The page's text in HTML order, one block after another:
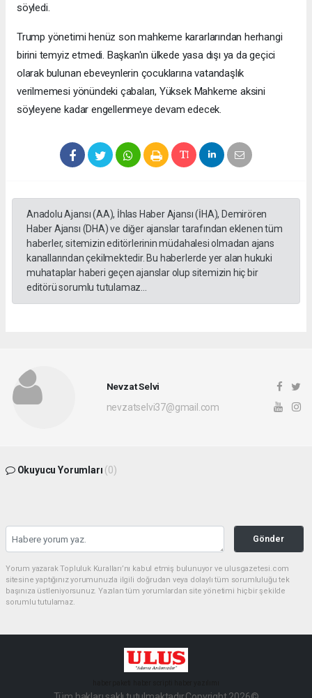
söyledi.
Trump yönetimi henüz son mahkeme kararlarından herhangi
birini temyiz etmedi. Başkan'ın ülkede yasa dışı ya da geçici
olarak bulunan ebeveynlerin çocuklarına vatandaşlık
verilmemesi yönündeki çabaları, Yüksek Mahkeme aksini
söyleyene kadar engellenmeye devam edecek.
Anadolu Ajansı (AA), İhlas Haber Ajansı (İHA), Demirören
Haber Ajansı (DHA) ve diğer ajanslar tarafından eklenen tüm
haberler, sitemizin editörlerinin müdahalesi olmadan ajans
kanallarından çekilmektedir. Bu haberlerde yer alan hukuki
muhataplar haberi geçen ajanslar olup sitemizin hiç bir
editörü sorumlu tutulamaz...
Nevzat Selvi
nevzatselvi37@gmail.com
Okuyucu Yorumları (0)
Gönder
Yorum yazarak Topluluk Kuralları’nı kabul etmiş bulunuyor ve ulusgazetesi.com
sitesine yaptığınız yorumunuzla ilgili doğrudan veya dolaylı tüm sorumluluğu tek
başınıza üstleniyorsunuz. Yazılan tüm yorumlardan site yönetimi hiçbir şekilde
sorumlu tutulamaz.